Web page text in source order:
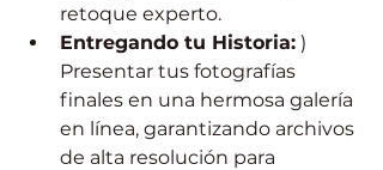
retoque experto.
Entregando tu Historia: )
Presentar tus fotografías
finales en una hermosa galería
en línea, garantizando archivos
de alta resolución para